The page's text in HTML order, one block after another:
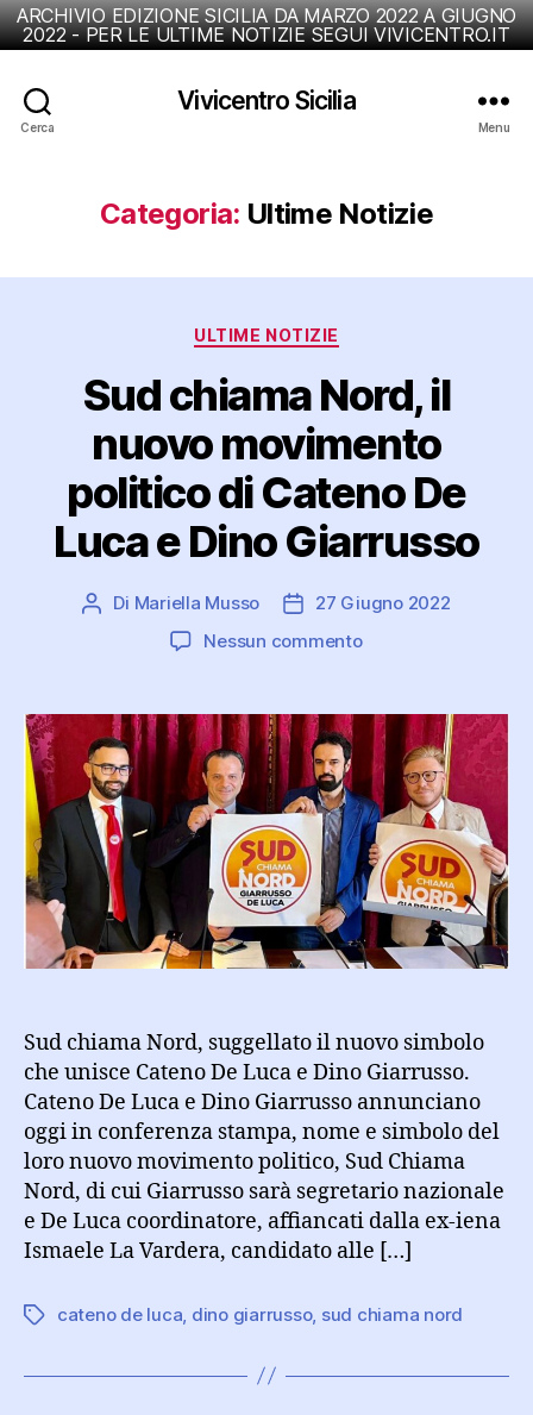
ARCHIVIO EDIZIONE SICILIA DA MARZO 2022 A GIUGNO
2022 - PER LE ULTIME NOTIZIE SEGUI VIVICENTRO.IT
Cerca
Vivicentro Sicilia
Menu
Categoria: Ultime Notizie
Categorie
ULTIME NOTIZIE
Sud chiama Nord, il
nuovo movimento
politico di Cateno De
Luca e Dino Giarrusso
Autore
Di Mariella Musso
Data27 Giugno 2022
Nessun commentosu
Nord,
nuovo
movimento
politico
di
Cateno
De
Luca
e
Sud chiama Nord, suggellato il nuovo simbolo
che unisce Cateno De Luca e Dino Giarrusso.
Cateno De Luca e Dino Giarrusso annunciano
oggi in conferenza stampa, nome e simbolo del
loro nuovo movimento politico, Sud Chiama
Nord, di cui Giarrusso sarà segretario nazionale
e De Luca coordinatore, affiancati dalla ex-iena
Ismaele La Vardera, candidato alle […]
Tag cateno de luca dino giarrusso, sud chiama nord